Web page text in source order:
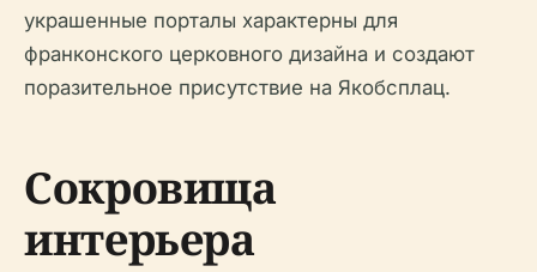
украшенные порталы характерны для
франконского церковного дизайна и создают
поразительное присутствие на Якобсплац.
Сокровища
интерьера